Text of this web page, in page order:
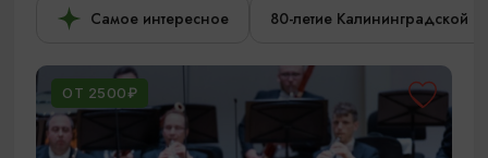
Самое интересное 80-летие Калининградской
ОТ 2500₽